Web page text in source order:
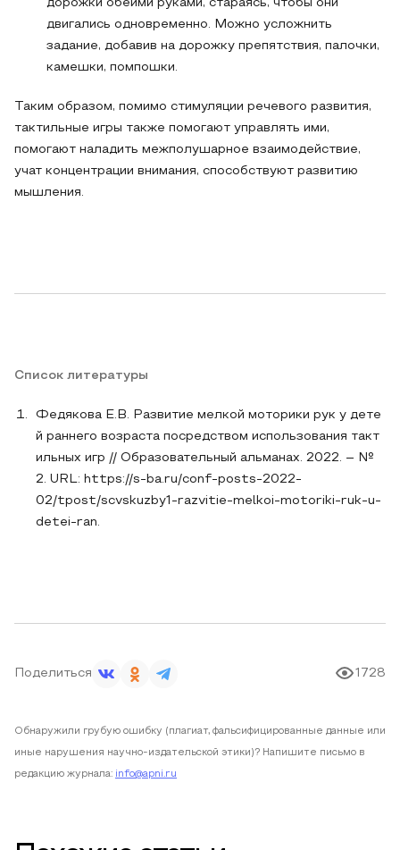
дорожки обеими руками, стараясь, чтобы они
двигались одновременно. Можно усложнить
задание, добавив на дорожку препятствия, палочки,
камешки, помпошки.
Таким образом, помимо стимуляции речевого развития,
тактильные игры также помогают управлять ими,
помогают наладить межполушарное взаимодействие,
учат концентрации внимания, способствуют развитию
мышления.
Список литературы
Федякова Е.В. Развитие мелкой моторики рук у дете
й раннего возраста посредством использования такт
ильных игр // Образовательный альманах. 2022. – №
2. URL: https://s-ba.ru/conf-posts-2022-
02/tpost/scvskuzby1-razvitie-melkoi-motoriki-ruk-u-
detei-ran.
Поделиться 1728
Обнаружили грубую ошибку (плагиат, фальсифицированные данные или
иные нарушения научно-издательской этики)? Напишите письмо в
редакцию журнала: info@apni.ru